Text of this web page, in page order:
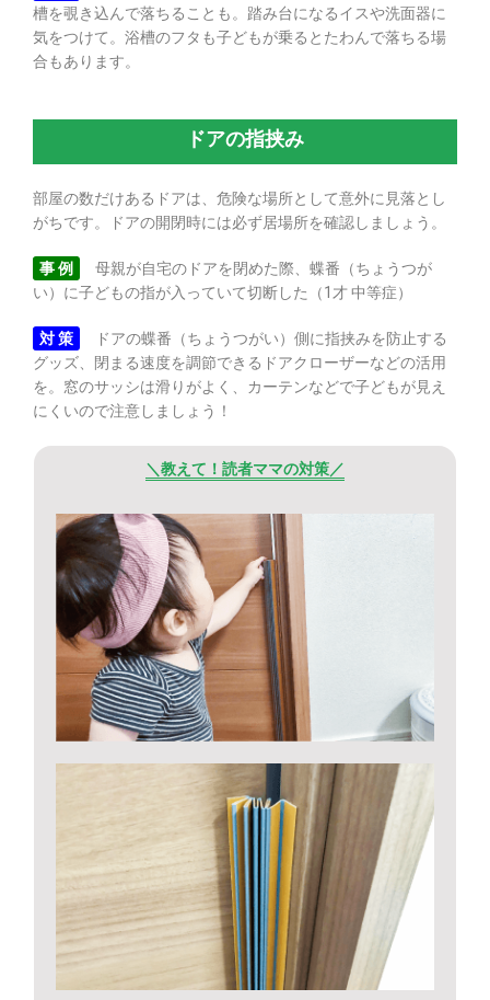
槽を覗き込んで落ちることも。踏み台になるイスや洗面器に
気をつけて。浴槽のフタも子どもが乗るとたわんで落ちる場
合もあります。
ドアの指挟み
部屋の数だけあるドアは、危険な場所として意外に見落とし
がちです。ドアの開閉時には必ず居場所を確認しましょう。
事 例
母親が自宅のドアを閉めた際、蝶番（ちょうつが
い）に子どもの指が入っていて切断した（1才 中等症）
対 策
ドアの蝶番（ちょうつがい）側に指挟みを防止する
グッズ、閉まる速度を調節できるドアクローザーなどの活用
を。窓のサッシは滑りがよく、カーテンなどで子どもが見え
にくいので注意しましょう！
＼教えて！読者ママの対策／